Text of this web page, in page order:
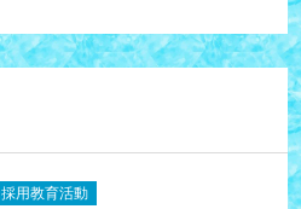
採用教育活動